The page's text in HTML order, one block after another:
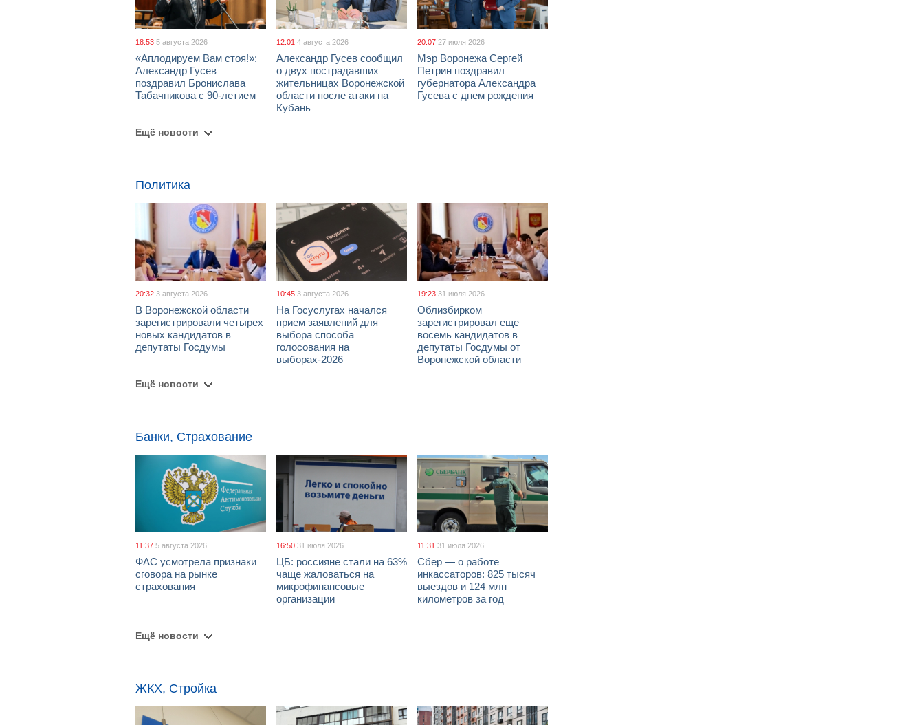
18:53 5 августа 2026
«Аплодируем Вам стоя!»:
Александр Гусев
поздравил Бронислава
Табачникова с 90-летием
12:01 4 августа 2026
Александр Гусев сообщил
о двух пострадавших
жительницах Воронежской
области после атаки на
Кубань
20:07 27 июля 2026
Мэр Воронежа Сергей
Петрин поздравил
губернатора Александра
Гусева с днем рождения
Ещё новости
Политика
20:32 3 августа 2026
В Воронежской области
зарегистрировали четырех
новых кандидатов в
депутаты Госдумы
10:45 3 августа 2026
На Госуслугах начался
прием заявлений для
выбора способа
голосования на
выборах-2026
19:23 31 июля 2026
Облизбирком
зарегистрировал еще
восемь кандидатов в
депутаты Госдумы от
Воронежской области
Ещё новости
Банки, Страхование
11:37 5 августа 2026
ФАС усмотрела признаки
сговора на рынке
страхования
16:50 31 июля 2026
ЦБ: россияне стали на 63%
чаще жаловаться на
микрофинансовые
организации
11:31 31 июля 2026
Сбер — о работе
инкассаторов: 825 тысяч
выездов и 124 млн
километров за год
Ещё новости
ЖКХ, Стройка